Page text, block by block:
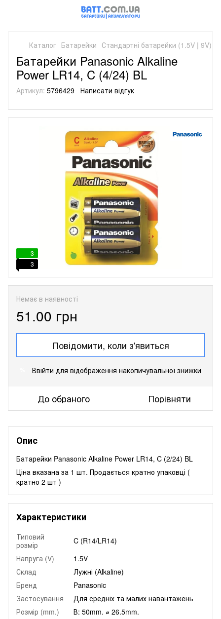
Каталог Батарейки Стандартні батарейки (1.5V | 9V)
Батарейки Panasonic Alkaline
Power LR14, C (4/24) BL
Артикул: 5796429 Написати відгук
3
3
Немає в наявності
51.00 грн
Повідомити, коли з'явиться
Ввійти для відображення накопичувальної знижки
До обраного Порівняти
Опис
Батарейки Panasonic Alkaline Power LR14, C (2/24) BL
Ціна вказана за 1 шт. Продається кратно упаковці (
кратно 2 шт )
Характеристики
Типовий
розмір
C (R14/LR14)
Напруга (V)
1.5V
Склад
Лужні (Alkaline)
Бренд
Panasonic
Застосування
Для средніх та малих навантажень
Розмір (mm.)
В: 50mm. ⌀ 26.5mm.